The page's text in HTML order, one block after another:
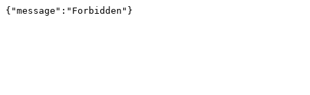
{"message":"Forbidden"}